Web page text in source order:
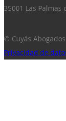
35001 Las Palmas
© Cuyás
Privacidad de